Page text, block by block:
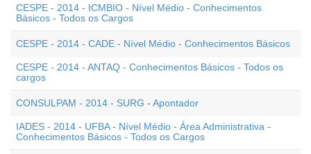
CESPE - 2014 - ICMBIO - Nível Médio - Conhecimentos
Básicos - Todos os Cargos
CESPE - 2014 - CADE - Nível Médio - Conhecimentos Básicos
CESPE - 2014 - ANTAQ - Conhecimentos Básicos - Todos os
cargos
CONSULPAM - 2014 - SURG - Apontador
IADES - 2014 - UFBA - Nível Médio - Área Administrativa -
Conhecimentos Básicos - Todos os Cargos